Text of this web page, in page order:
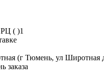
( )1
(г Тюмень, ул Широтная
заказа